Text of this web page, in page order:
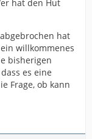
hat den Hut
hat
willkommenes
bisherigen
es eine
Frage, ob kann